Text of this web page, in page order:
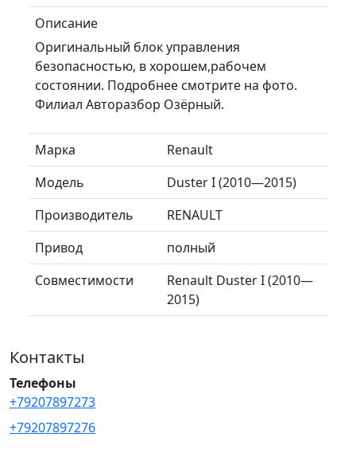
Описание
Оригинальный блок управления
безопасностью, в хорошем,рабочем
состоянии. Подробнее смотрите на фото.
Филиал Авторазбор Озёрный.
Марка
Renault
Модель
Duster I (2010—2015)
Производитель
RENAULT
Привод
полный
Совместимости
Renault Duster I (2010—
2015)
Контакты
Телефоны
+79207897273
+79207897276